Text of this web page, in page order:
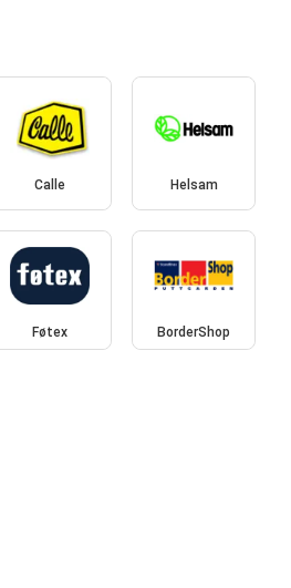
Calle Helsam
Føtex BorderShop